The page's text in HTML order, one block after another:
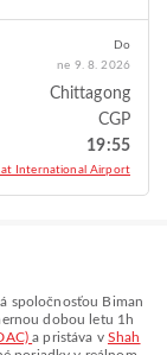
Do
ne 9. 8. 2026
Chittagong
CGP
19:55
International Airport
spoločnosťou Biman
dobou letu 1h
a pristáva v Shah